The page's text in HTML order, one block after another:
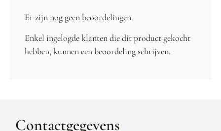
Er zijn nog geen beoordelingen.
Enkel ingelogde klanten die dit product gekocht
hebben, kunnen een beoordeling schrijven.
Contactgegevens